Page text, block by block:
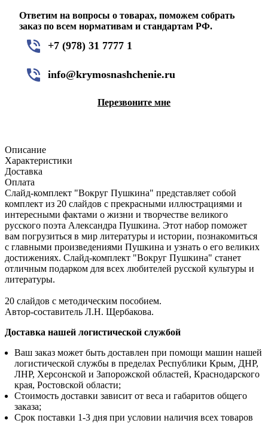
Ответим на вопросы о товарах, поможем собрать
заказ по всем нормативам и стандартам РФ.
+7 (978) 31 7777 1
info@krymosnashchenie.ru
Перезвоните мне
Описание
Характеристики
Доставка
Оплата
Слайд-комплект "Вокруг Пушкина" представляет собой
комплект из 20 слайдов с прекрасными иллюстрациями и
интересными фактами о жизни и творчестве великого
русского поэта Александра Пушкина. Этот набор поможет
вам погрузиться в мир литературы и истории, познакомиться
с главными произведениями Пушкина и узнать о его великих
достижениях. Слайд-комплект "Вокруг Пушкина" станет
отличным подарком для всех любителей русской культуры и
литературы.
20 слайдов с методическим пособием.
Автор-составитель Л.Н. Щербакова.
Доставка нашей логистической службой
Ваш заказ может быть доставлен при помощи машин нашей
логистической службы в пределах Республики Крым, ДНР,
ЛНР, Херсонской и Запорожской областей, Краснодарского
края, Ростовской области;
Стоимость доставки зависит от веса и габаритов общего
заказа;
Срок поставки 1-3 дня при условии наличия всех товаров